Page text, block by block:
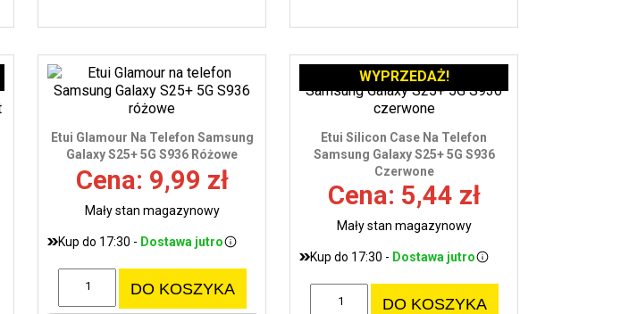
Etui Glamour Na Telefon Samsung
Galaxy S25+ 5G S936 Różowe
Cena: 9,99 zł
Mały stan magazynowy
Kup do 17:30 - Dostawa jutro
DO KOSZYKA
Etui Silicon Case Na Telefon
Samsung Galaxy S25+ 5G S936
Czerwone
Cena: 5,44 zł
Mały stan magazynowy
Kup do 17:30 - Dostawa jutro
DO KOSZYKA
WYPRZEDAŻ!